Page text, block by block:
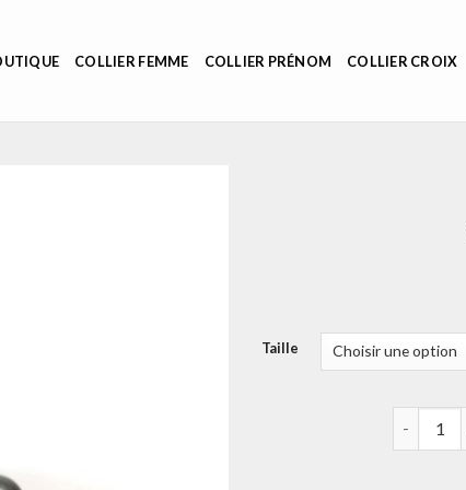
COLLIER FEMME COLLIER PRÉNOM COLLIER CROIX
Taille